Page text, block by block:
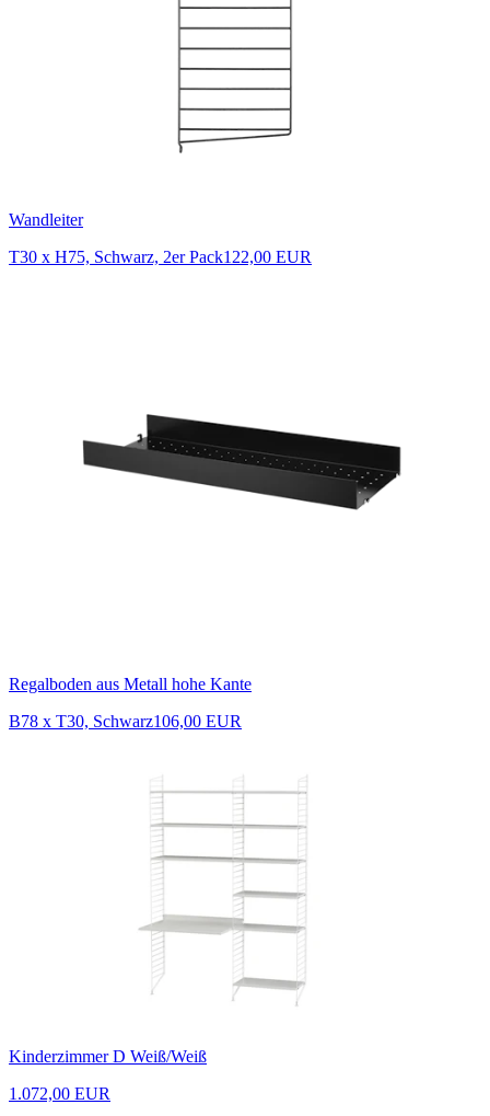
Wandleiter
T30 x H75, Schwarz, 2er Pack122,00 EUR
Regalboden aus Metall hohe Kante
B78 x T30, Schwarz106,00 EUR
Kinderzimmer D Weiß/Weiß
1.072,00 EUR